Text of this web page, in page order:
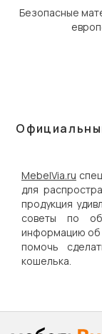
Безопасные
MebelVia.ru
для
продукция
советы по
информацию об
помочь
кошелька.